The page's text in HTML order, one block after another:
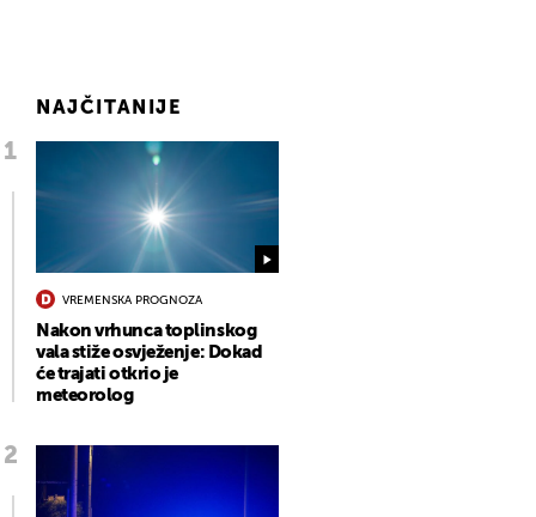
NAJČITANIJE
VREMENSKA PROGNOZA
Nakon vrhunca toplinskog
vala stiže osvježenje: Dokad
će trajati otkrio je
meteorolog